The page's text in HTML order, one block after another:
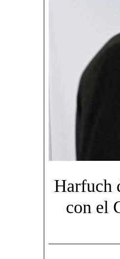
Harfuch
con el